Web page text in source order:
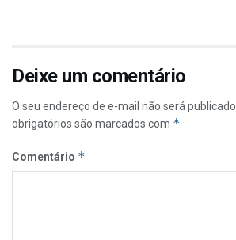
Deixe um comentário
O seu endereço de e-mail não será publicado.
obrigatórios são marcados com *
Comentário *